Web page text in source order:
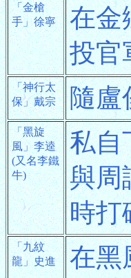
「金槍
手」徐寧
在金
投官
「神行太
保」戴宗
隨盧
「黑旋
風」李逵
(又名李鐵
牛)
私自
與周
時打
「九紋
龍」史進
在黑